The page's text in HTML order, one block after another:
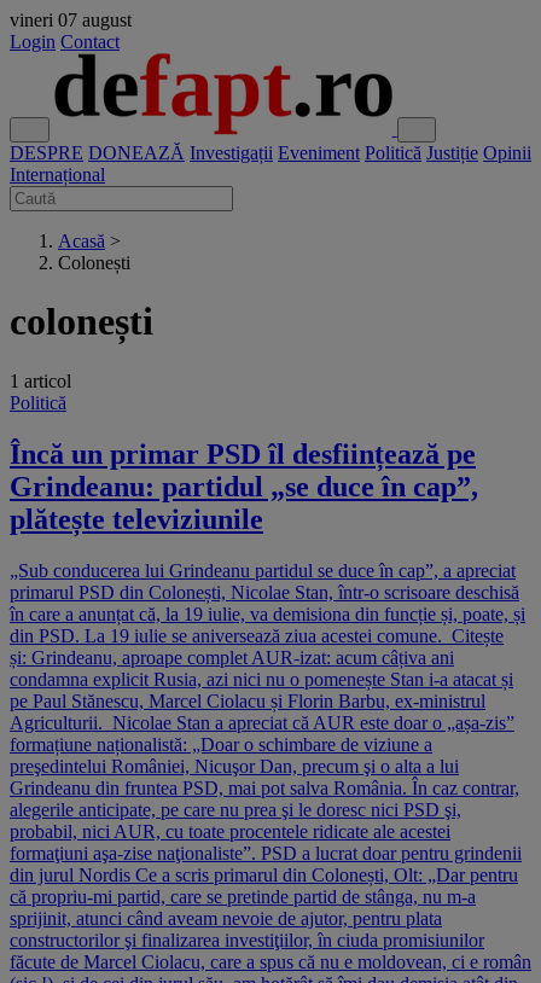
vineri 07 august
Login Contact
DESPRE DONEAZĂ Investigații Eveniment Politică Justiție Opinii
Internațional
Acasă >
Colonești
colonești
1 articol
Politică
Încă un primar PSD îl desființează pe
Grindeanu: partidul „se duce în cap”,
plătește televiziunile
„Sub conducerea lui Grindeanu partidul se duce în cap”, a apreciat
primarul PSD din Colonești, Nicolae Stan, într-o scrisoare deschisă
în care a anunțat că, la 19 iulie, va demisiona din funcție și, poate, și
din PSD. La 19 iulie se aniversează ziua acestei comune. Citește
și: Grindeanu, aproape complet AUR-izat: acum câțiva ani
condamna explicit Rusia, azi nici nu o pomenește Stan i-a atacat și
pe Paul Stănescu, Marcel Ciolacu și Florin Barbu, ex-ministrul
Agriculturii. Nicolae Stan a apreciat că AUR este doar o „așa-zis”
formațiune naționalistă: „Doar o schimbare de viziune a
preşedintelui României, Nicuşor Dan, precum şi o alta a lui
Grindeanu din fruntea PSD, mai pot salva România. În caz contrar,
alegerile anticipate, pe care nu prea şi le doresc nici PSD şi,
probabil, nici AUR, cu toate procentele ridicate ale acestei
formaţiuni aşa-zise naţionaliste”. PSD a lucrat doar pentru grindenii
din jurul Nordis Ce a scris primarul din Colonești, Olt: „Dar pentru
că propriu-mi partid, care se pretinde partid de stânga, nu m-a
sprijinit, atunci când aveam nevoie de ajutor, pentru plata
constructorilor şi finalizarea investiţiilor, în ciuda promisiunilor
făcute de Marcel Ciolacu, care a spus că nu e moldovean, ci e român